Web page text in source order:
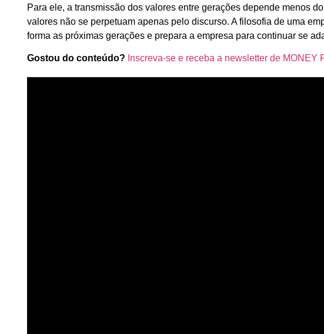
Para ele, a transmissão dos valores entre gerações depende menos
valores não se perpetuam apenas pelo discurso. A filosofia de uma
forma as próximas gerações e prepara a empresa para continuar se
Gostou do conteúdo? Inscreva-se e receba a newsletter de MONEY